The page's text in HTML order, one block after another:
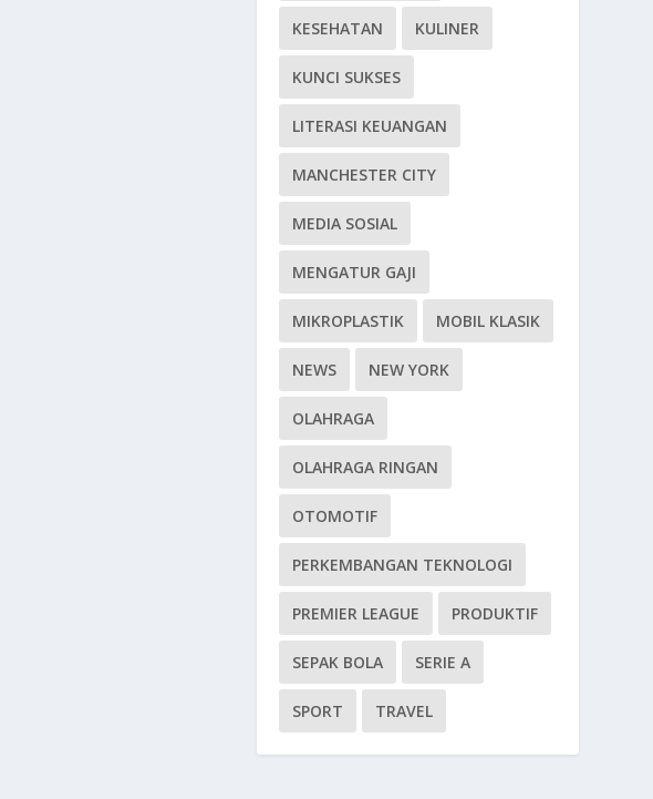
KESEHATAN KULINER
KUNCI SUKSES
LITERASI KEUANGAN
MANCHESTER CITY
MEDIA SOSIAL
MENGATUR GAJI
MIKROPLASTIK MOBIL KLASIK
NEWS NEW YORK
OLAHRAGA
OLAHRAGA RINGAN
OTOMOTIF
PERKEMBANGAN TEKNOLOGI
PREMIER LEAGUE PRODUKTIF
SEPAK BOLA SERIE A
SPORT TRAVEL